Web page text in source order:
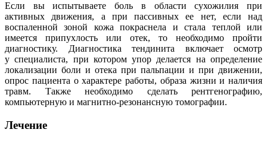
Если вы испытываете боль в области сухожилия при
активных движения, а при пассивных ее нет, если над
воспаленной зоной кожа покраснела и стала теплой или
имеется припухлость или отек, то необходимо пройти
диагностику. Диагностика тендинита включает осмотр
у специалиста, при котором упор делается на определение
локализации боли и отека при пальпации и при движении,
опрос пациента о характере работы, образа жизни и наличия
травм. Также необходимо сделать рентгенографию,
компьютерную и магнитно-резонансную томографии.
Лечение